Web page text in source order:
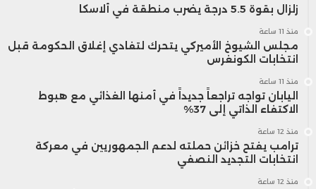
زلزال بقوة 5.5 درجة يضرب منطقة في ألاسكا
منذ 11 ساعة
مجلس الشيوخ الأميركي يتحرك لتفادي إغلاق الحكومة قبل
انتخابات الكونغرس
منذ 11 ساعة
اليابان تواجه تراجعاً جديداً في أمنها الغذائي مع هبوط
الاكتفاء الذاتي إلى 37%
منذ 12 ساعة
ترامب يفتح خزائن حملته لدعم الجمهوريين في معركة
انتخابات التجديد النصفي
منذ 12 ساعة